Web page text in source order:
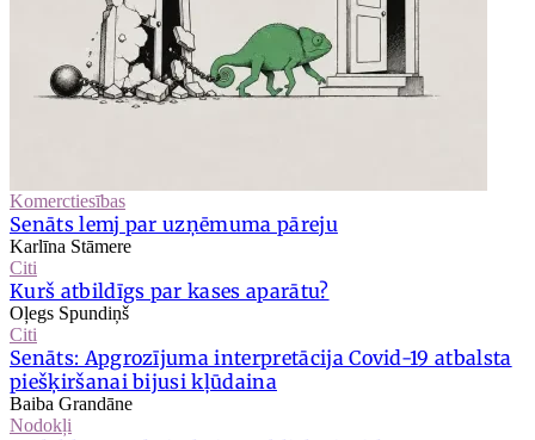
Komerctiesības
Senāts lemj par uzņēmuma pāreju
Karlīna Stāmere
Citi
Kurš atbildīgs par kases aparātu?
Oļegs Spundiņš
Citi
Senāts: Apgrozījuma interpretācija Covid-19 atbalsta
piešķiršanai bijusi kļūdaina
Baiba Grandāne
Nodokļi